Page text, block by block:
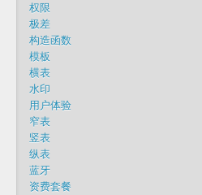
权限
极差
构造函数
模板
横表
水印
用户体验
窄表
竖表
纵表
蓝牙
资费套餐